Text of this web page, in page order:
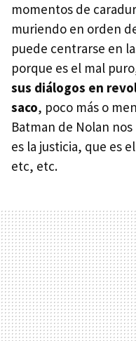
momentos de
muriendo en orden
puede centrarse en
porque es el mal
sus diálogos en
saco, poco más o
Batman de Nolan
es la justicia, que es
etc, etc.